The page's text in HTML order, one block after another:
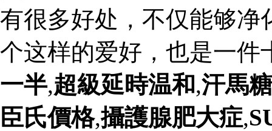
有很多好处，不仅能够净
个这样的爱好，也是一
一半,超級延時温和,汗馬糖
臣氏價格,攝護腺肥大症,